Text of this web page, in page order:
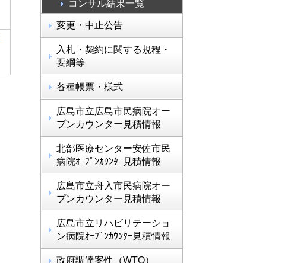
コンサル結果一覧
変更・中止公告
入札・契約に関する規程・
要綱等
各種帳票・様式
広島市立広島市民病院オー
プンカウンター見積情報
北部医療センター安佐市民
病院ｵｰﾌﾟﾝｶｳﾝﾀｰ見積情報
広島市立舟入市民病院オー
プンカウンター見積情報
広島市立リハビリテーショ
ン病院ｵｰﾌﾟﾝｶｳﾝﾀｰ見積情報
政府調達案件（WTO）